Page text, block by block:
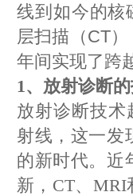
线到如今的核
层扫描（CT）
年间实现了跨
1、放射诊断
放射诊断技术
射线，这一发
的新时代。近
新，CT、MRI